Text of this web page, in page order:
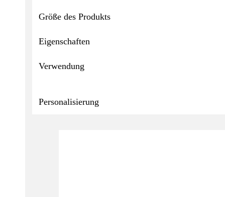
Größe des Produkts
Eigenschaften
Verwendung
Personalisierung